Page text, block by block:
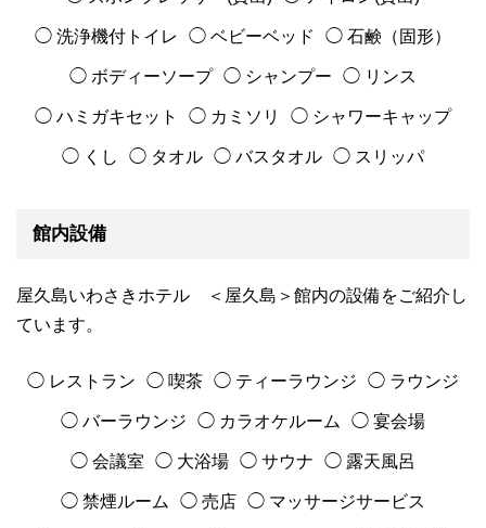
◯ 洗浄機付トイレ ◯ ベビーベッド ◯ 石鹸（固形）
◯ ボディーソープ ◯ シャンプー ◯ リンス
◯ ハミガキセット ◯ カミソリ ◯ シャワーキャップ
◯ くし ◯ タオル ◯ バスタオル ◯ スリッパ
館内設備
屋久島いわさきホテル ＜屋久島＞館内の設備をご紹介し
ています。
◯ レストラン ◯ 喫茶 ◯ ティーラウンジ ◯ ラウンジ
◯ バーラウンジ ◯ カラオケルーム ◯ 宴会場
◯ 会議室 ◯ 大浴場 ◯ サウナ ◯ 露天風呂
◯ 禁煙ルーム ◯ 売店 ◯ マッサージサービス